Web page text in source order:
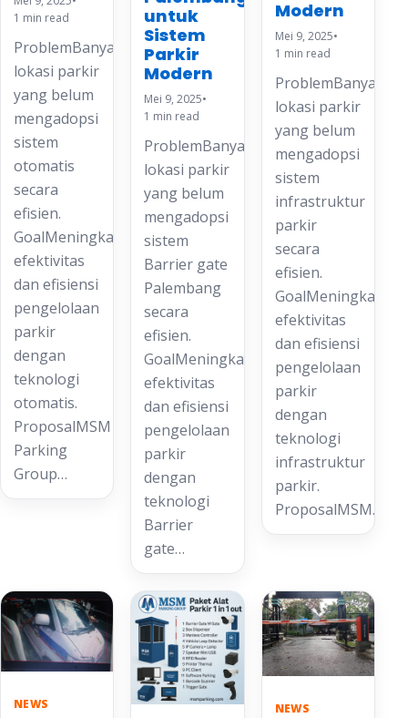
1 min read
ProblemBanyak
lokasi parkir
yang belum
mengadopsi
sistem
otomatis
secara
efisien.
GoalMeningkatkan
efektivitas
dan efisiensi
pengelolaan
parkir
dengan
teknologi
otomatis.
ProposalMSM
Parking
Group…
untuk
Sistem
Parkir
Modern
Mei 9, 2025•
1 min read
ProblemBanyak
lokasi parkir
yang belum
mengadopsi
sistem
Barrier gate
Palembang
secara
efisien.
GoalMeningkatkan
efektivitas
dan efisiensi
pengelolaan
parkir
dengan
teknologi
Barrier
gate…
Modern
Mei 9, 2025•
1 min read
ProblemBanyak
lokasi parkir
yang belum
mengadopsi
sistem
infrastruktur
parkir
secara
efisien.
GoalMeningkatkan
efektivitas
dan efisiensi
pengelolaan
parkir
dengan
teknologi
infrastruktur
parkir.
ProposalMSM…
NEWS NEWS